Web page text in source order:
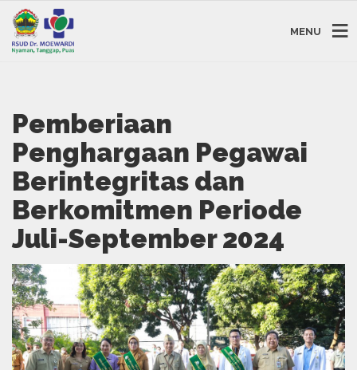
MENU
Pemberiaan
Penghargaan Pegawai
Berintegritas dan
Berkomitmen Periode
Juli-September 2024